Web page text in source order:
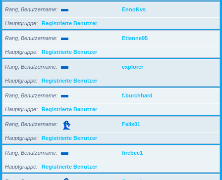
Rang, Benutzername EnnoKvs
Hauptgruppe Registrierte Benutzer
Rang, Benutzername Etienne95
Hauptgruppe Registrierte Benutzer
Rang, Benutzername explorer
Hauptgruppe Registrierte Benutzer
Rang, Benutzername f.burchhard
Hauptgruppe Registrierte Benutzer
Rang, Benutzername Felix01
Hauptgruppe Registrierte Benutzer
Rang, Benutzername firebee1
Hauptgruppe Registrierte Benutzer